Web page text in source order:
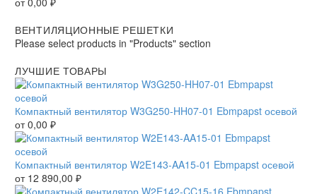
ВЕНТИЛЯЦИОННЫЕ РЕШЕТКИ
Please select products in "Products" section
ЛУЧШИЕ ТОВАРЫ
Компактный вентилятор W3G250-HH07-01 Ebmpapst осевой
от0,00 ₽
Компактный вентилятор W2E143-AA15-01 Ebmpapst осевой
от 12 890,00 ₽